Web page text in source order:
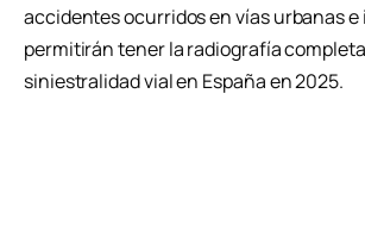
accidentes ocurridos en vías urbanas
permitirán tener la radiografía
siniestralidad vial en España en 2025.